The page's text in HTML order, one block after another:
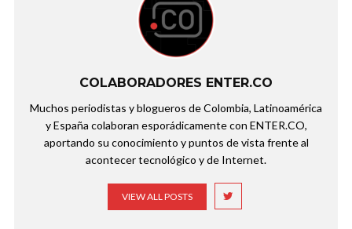
COLABORADORES ENTER.CO
Muchos periodistas y blogueros de Colombia, Latinoamérica
y España colaboran esporádicamente con ENTER.CO,
aportando su conocimiento y puntos de vista frente al
acontecer tecnológico y de Internet.
VIEW ALL POSTS